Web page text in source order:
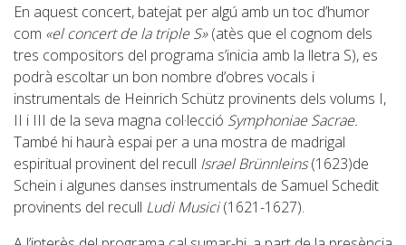
En aquest concert, batejat per algú amb un toc d’humor
com «el concert de la triple S»(atès que el cognom dels
tres compositors del programa s’inicia amb la lletra S), es
podrà escoltar un bon nombre d’obres vocals i
instrumentals de Heinrich Schütz provinents dels volums I,
II i III de la seva magna col·lecció Symphoniae Sacrae.
També hi haurà espai per a una mostra de madrigal
espiritual provinent del recull Israel Brünnleins(1623)de
Schein i algunes danses instrumentals de Samuel Schedit
provinents del recull Ludi Musici(1621-1627).